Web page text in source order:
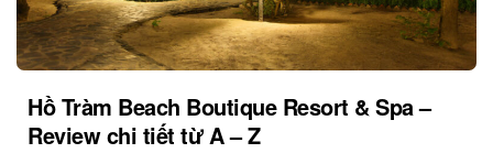
Hồ Tràm Beach Boutique Resort & Spa –
Review chi tiết từ A – Z